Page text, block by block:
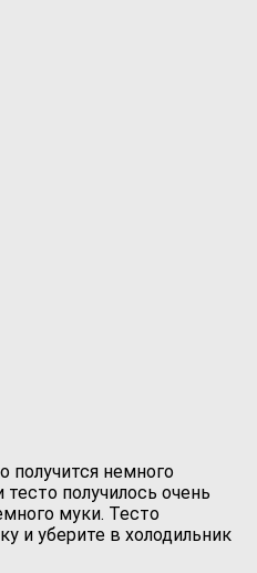
получится немного
получилось очень
муки. Тесто
и уберите в холодильник